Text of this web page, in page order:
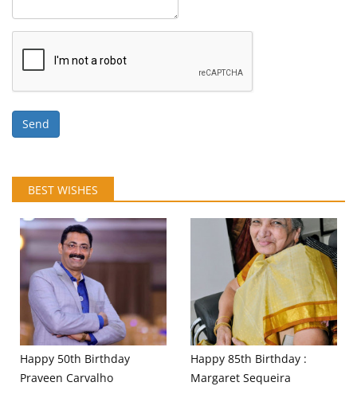
Send
BEST WISHES
Happy 50th Birthday
Praveen Carvalho
Happy 85th Birthday :
Margaret Sequeira